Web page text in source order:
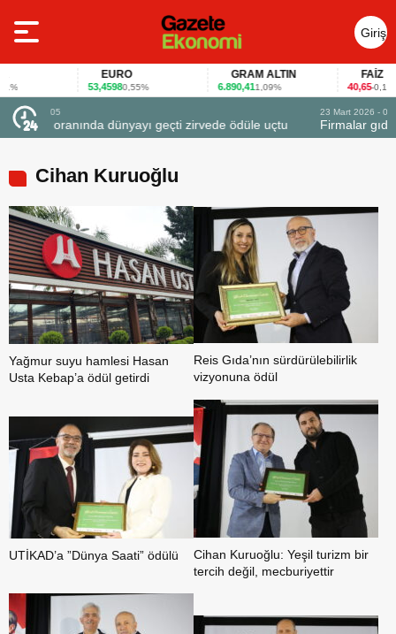
Giriş
Yap
EURO
53,45980,55%
GRAM ALTIN
6.890,411,09% 40,65-0,12%
23 Mart 2026 - 07:12
Firmalar gıda fuarlarını bu anket ile değerlendirdi
Cihan Kuruoğlu
Yağmur suyu hamlesi Hasan
Usta Kebap’a ödül getirdi
Reis Gıda’nın sürdürülebilirlik
vizyonuna ödül
UTİKAD’a ”Dünya Saati” ödülü
Cihan Kuruoğlu: Yeşil turizm bir
tercih değil, mecburiyettir